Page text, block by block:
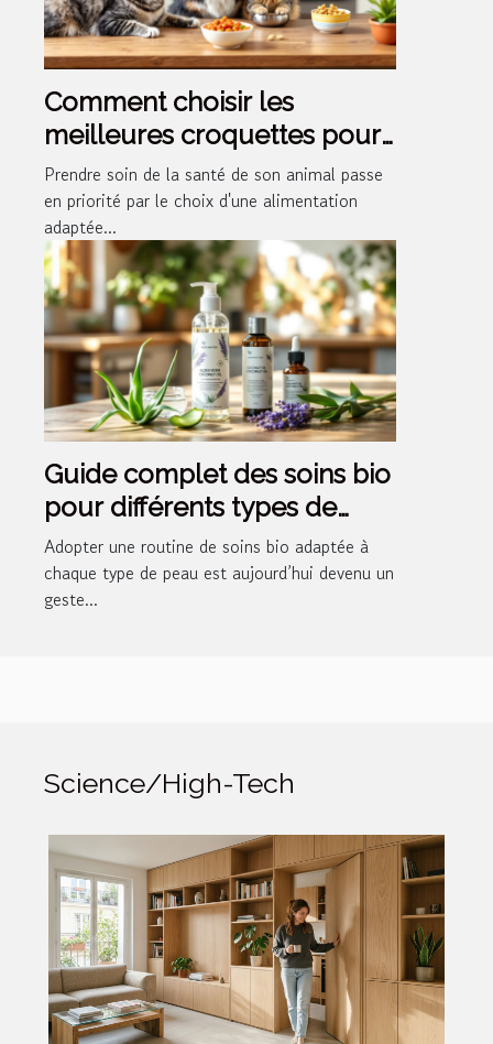
Comment choisir les
meilleures croquettes pour
la santé de votre animal ?
Prendre soin de la santé de son animal passe
en priorité par le choix d'une alimentation
adaptée...
Guide complet des soins bio
pour différents types de
peau
Adopter une routine de soins bio adaptée à
chaque type de peau est aujourd’hui devenu un
geste...
Science/High-Tech